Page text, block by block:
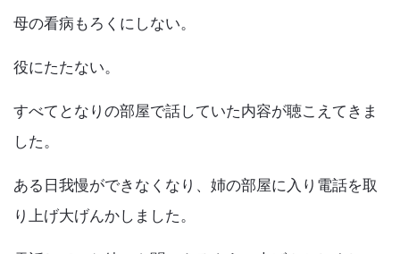
母の看病もろくにしない。
役にたたない。
すべてとなりの部屋で話していた内容が聴こえてきま
した。
ある日我慢ができなくなり、姉の部屋に入り電話を取
り上げ大げんかしました。